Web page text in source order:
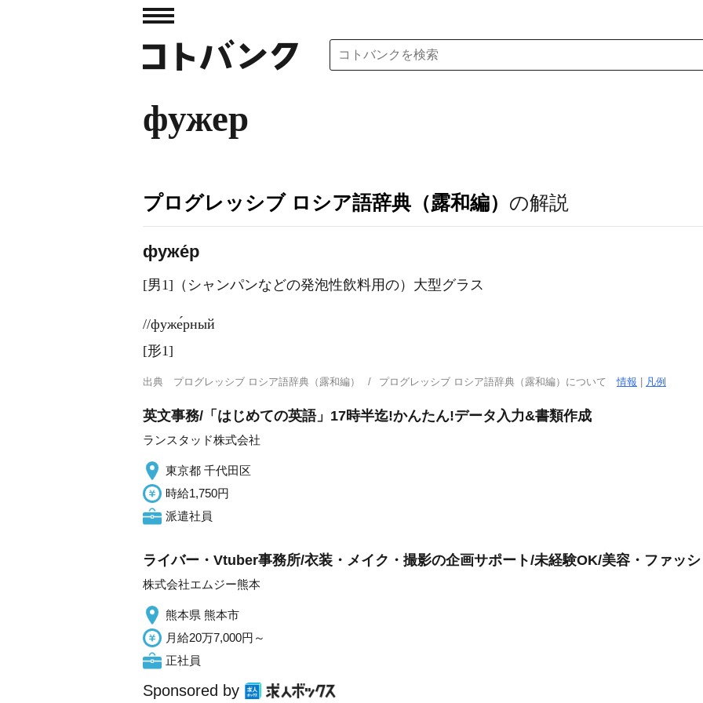
фужер
プログレッシブ ロシア語辞典（露和編） の解説
фуже́р
[男1]（シャンパンなどの発泡性飲料用の）大型グラス
//фуже́рный
[形1]
出典 プログレッシブ ロシア語辞典（露和編） プログレッシブ ロシア語辞典（露和編）について情報 凡例
英文事務/「はじめての英語」17時半迄!かんたん!データ入力&書類作成
ランスタッド株式会社
東京都 千代田区
時給1,750円
派遣社員
ライバー・Vtuber事務所/衣装・メイク・撮影の企画サポート/未経験OK/美容・ファッ
株式会社エムジー熊本
熊本県 熊本市
月給20万7,000円～
正社員
Sponsored by